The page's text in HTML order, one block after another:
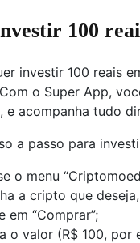
100
investir 100 reais
o Super App,
e acompanha tudo
a passo para
o menu
a cripto que
em “Comprar”;
o valor (R$ 100, por